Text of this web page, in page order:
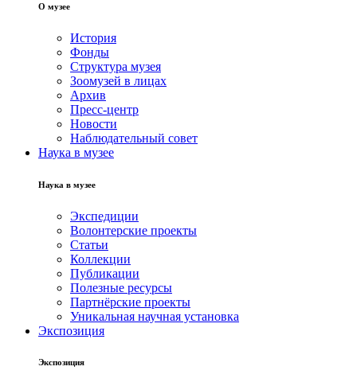
О музее
История
Фонды
Структура музея
Зоомузей в лицах
Архив
Пресс-центр
Новости
Наблюдательный совет
Наука в музее
Наука в музее
Экспедиции
Волонтерские проекты
Статьи
Коллекции
Публикации
Полезные ресурсы
Партнёрские проекты
Уникальная научная установка
Экспозиция
Экспозиция